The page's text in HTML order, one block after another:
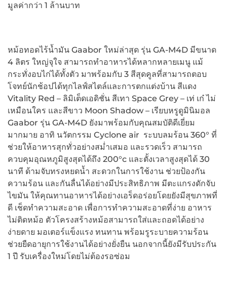
มูลค่ากว่า 1 ล้านบาท
หม้อทอดไร้นํ้ามัน Gaabor ใหม่ล่าสุด รุ่น GA-M4D มีขนาด
4 ลิตร ใหญ่จุใจ สามารถทำอาหารได้หลากหลายเมนู แม้
กระทั่งอบไก่ได้ทั้งตัว มาพร้อมกับ 3 สีสุดคูลที่สามารถตอบ
โจทย์นักช้อปได้ทุกไลฟ์สไตล์และการตกแต่งบ้าน สีแดง
Vitality Red – ลิมิเต็ดเอดิชั่น สีเทา Space Grey – เท่ เก๋ ไม่
เหมือนใคร และสีขาว Moon Shadow – เรียบหรูดูมินิมอล
Gaabor รุ่น GA-M4D ยังมาพร้อมกับคุณสมบัติดีเยี่ยม
มากมาย อาทิ นวัตกรรม Cyclone air ระบบลมร้อน 360° ที่
ช่วยให้อาหารสุกทั่วอย่างสมํ่าเสมอ และรวดเร็ว สามารถ
ควบคุมอุณหภูมิสูงสุดได้ถึง 200°c และตั้งเวลาสูงสุดได้ 30
นาที ด้ามจับทรงหยดนํ้า สะดวกในการใช้งาน ช่วยป้องกัน
ความร้อน และกันลื่นได้อย่างมีประสิทธิภาพ มีตะแกรงดักจับ
ไขมัน ให้คุณทานอาหารได้อย่างเอร็ดอร่อยโดยยังมีสุขภาพที่
ดี เช็ดทำความสะอาด เพื่อการทําความสะอาดที่ง่าย อาหาร
ไม่ติดหม้อ ตัวโครงสร้างหม้อสามารถใส่และถอดได้อย่าง
ง่ายดาย มอเตอร์แข็งแรง ทนทาน พร้อมรูระบายความร้อน
ช่วยยืดอายุการใช้งานได้อย่างยั่งยืน นอกจากนี้ยังมีรับประกัน
1 ปี รับเครื่องใหม่โดยไม่ต้องรอซ่อม